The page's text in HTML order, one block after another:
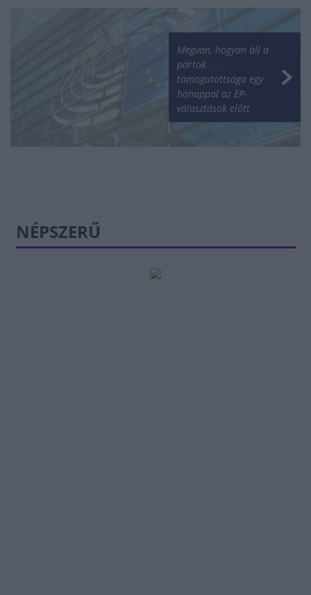
Megvan, hogyan áll a
pártok
támogatottsága egy
hónappal az EP-
választások előtt
NÉPSZERŰ